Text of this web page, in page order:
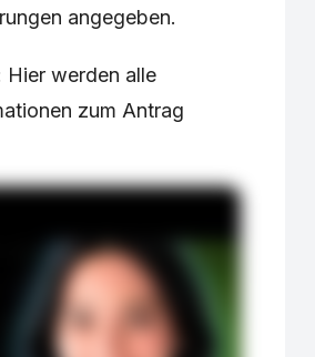
angegeben.
Hier werden alle
zum Antrag